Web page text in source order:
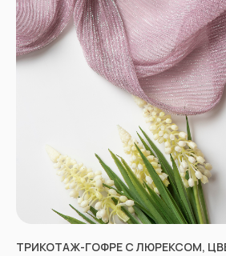
ТРИКОТАЖ-ГОФРЕ С ЛЮРЕКСОМ,
*принадлежат компании Meta,
признанной экстремистской
и запрещенной в РФ